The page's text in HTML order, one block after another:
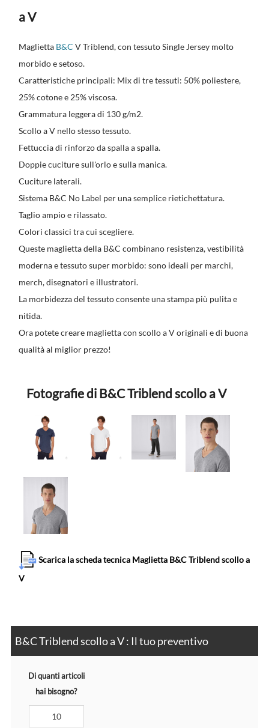
a V
Maglietta B&C V Triblend, con tessuto Single Jersey molto
morbido e setoso.
Caratteristiche principali: Mix di tre tessuti: 50% poliestere,
25% cotone e 25% viscosa.
Grammatura leggera di 130 g/m2.
Scollo a V nello stesso tessuto.
Fettuccia di rinforzo da spalla a spalla.
Doppie cuciture sull'orlo e sulla manica.
Cuciture laterali.
Sistema B&C No Label per una semplice rietichettatura.
Taglio ampio e rilassato.
Colori classici tra cui scegliere.
Queste maglietta della B&C combinano resistenza, vestibilità
moderna e tessuto super morbido: sono ideali per marchi,
merch, disegnatori e illustratori.
La morbidezza del tessuto consente una stampa più pulita e
nitida.
Ora potete creare maglietta con scollo a V originali e di buona
qualità al miglior prezzo!
Fotografie di B&C Triblend scollo a V
Scarica la scheda tecnica Maglietta B&C Triblend scollo a
V
B&C Triblend scollo a V : Il tuo preventivo
Di quanti articoli
hai bisogno?